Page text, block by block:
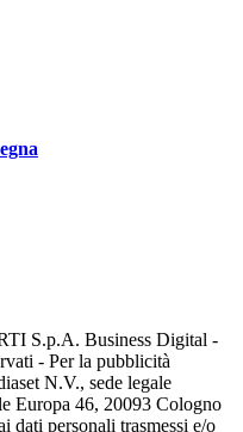
S.p.A. Business Digital -
- Per la pubblicità
N.V., sede legale
Europa 46, 20093 Cologno
dati personali trasmessi e/o